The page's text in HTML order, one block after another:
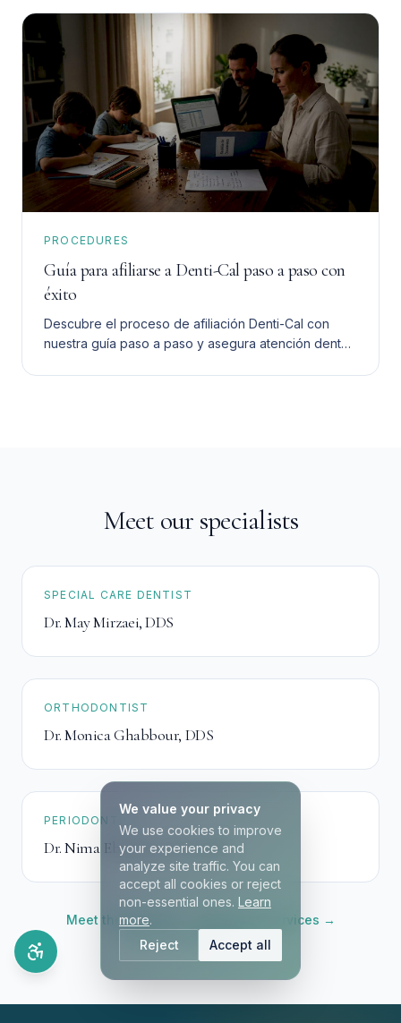
PROCEDURES
Guía para afiliarse a Denti-Cal paso a paso con
éxito
Descubre el proceso de afiliación Denti-Cal con
nuestra guía paso a paso y asegura atención dental
Meet our specialists
SPECIAL CARE DENTIST
Dr. May Mirzaei,DDS
ORTHODONTIST
Dr. Monica Ghabbour, DDS
PERIODONTIST
Dr. Nima Ebrahimi,DDS, MSD
Meet the full team →
Browse all services →
Book an appointment →
We value your privacy
We use cookies to improve
your experience and
analyze site traffic. You can
accept all cookies or reject
non-essential ones. Learn
more.
Reject
Accept all